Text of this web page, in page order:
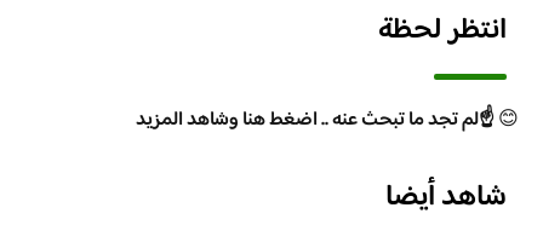
انتظر لحظة
😊☝️لم تجد ما تبحث عنه .. اضغط هنا وشاهد المزيد
شاهد أيضا